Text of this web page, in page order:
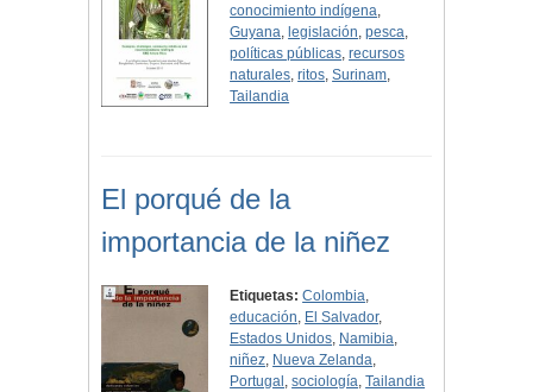
conocimiento indígena,
Guyana, legislación,pesca,
políticas públicas,recursos
naturales,ritos,Surinam,
Tailandia
El porqué de la
importancia de la niñez
Etiquetas: Colombia,
educación, El Salvador,
Estados Unidos, Namibia,
niñez, Nueva Zelanda,
Portugal ,sociología,Tailandia